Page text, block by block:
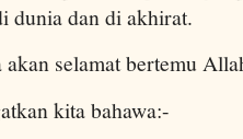
dunia dan di akhirat.
selamat bertemu
kita bahawa:-